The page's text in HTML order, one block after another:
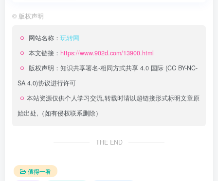
© 版权声明
网站名称： 玩转网
本文链接： https://www.902d.com/13900.html
版权声明： 知识共享署名-相同方式共享 4.0 国际 (CC BY-NC-
SA 4.0)协议进行许可
本站资源仅供个人学习交流,转载时请以超链接形式标明文章原
始出处,（如有侵权联系删除）
THE END
值得一看